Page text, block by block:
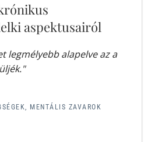
aspektusairól
legmélyebb alapelve az a
MENTÁLIS ZAVAROK